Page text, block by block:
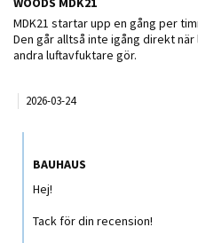
Review by Magnus on 24 Mar 2026
review stating WOODS MDK21
MDK21 startar upp en gång per
Den går alltså inte igång direkt
andra luftavfuktare gör.
2026-03-24
BAUHAUS
Hej!
Tack för din recension!